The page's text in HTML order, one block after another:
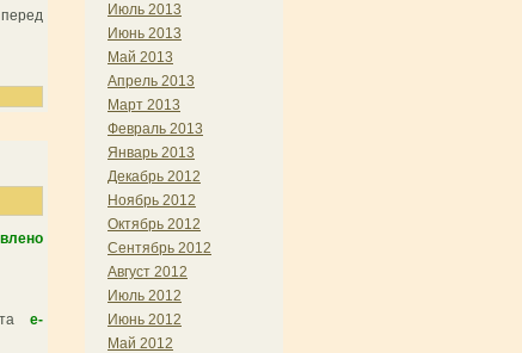
e-
Июль 2013
Июнь 2013
Май 2013
Апрель 2013
Март 2013
Февраль 2013
Январь 2013
Декабрь 2012
Ноябрь 2012
Октябрь 2012
Сентябрь 2012
Август 2012
Июль 2012
Июнь 2012
Май 2012